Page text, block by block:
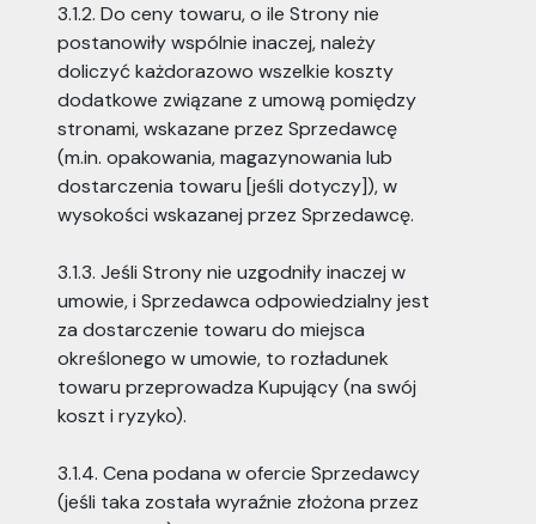
3.1.2. Do ceny towaru, o ile Strony nie
postanowiły wspólnie inaczej, należy
doliczyć każdorazowo wszelkie koszty
dodatkowe związane z umową pomiędzy
stronami, wskazane przez Sprzedawcę
(m.in. opakowania, magazynowania lub
dostarczenia towaru [jeśli dotyczy]), w
wysokości wskazanej przez Sprzedawcę.
3.1.3. Jeśli Strony nie uzgodniły inaczej w
umowie, i Sprzedawca odpowiedzialny jest
za dostarczenie towaru do miejsca
określonego w umowie, to rozładunek
towaru przeprowadza Kupujący (na swój
koszt i ryzyko).
3.1.4. Cena podana w ofercie Sprzedawcy
(jeśli taka została wyraźnie złożona przez